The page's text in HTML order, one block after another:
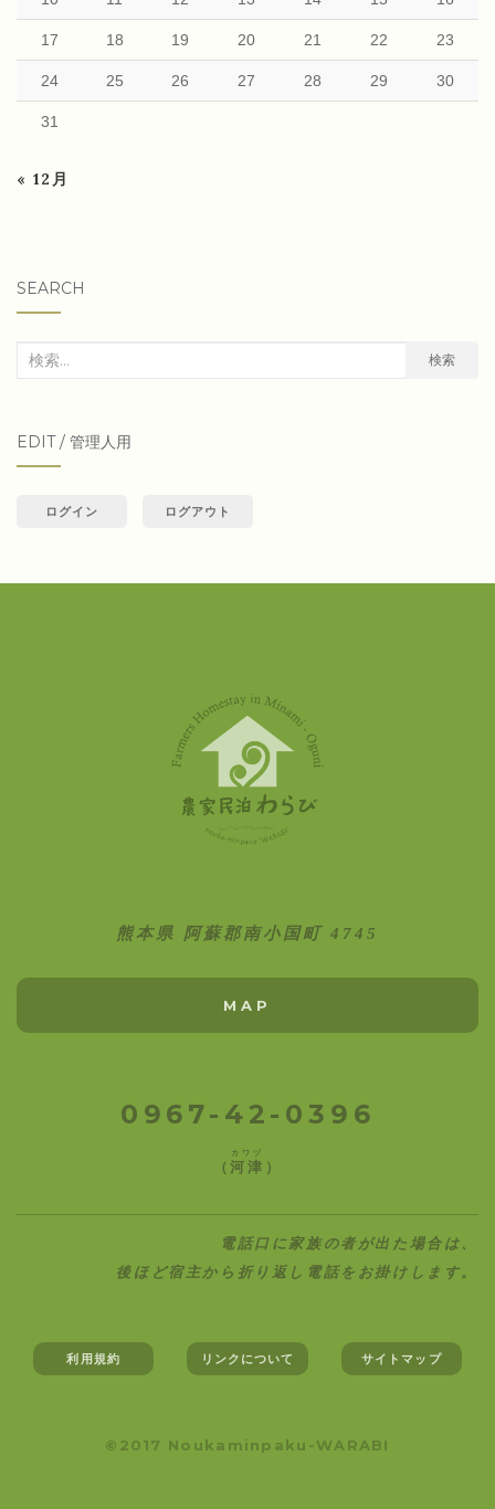
17 18 19 20 21 22 23
24 25 26 27 28 29 30
31
« 12月
SEARCH
検
象:
検索
EDIT / 管理人用
ログイン ログアウト
熊本県 阿蘇郡南小国町 4745
MAP
0967-42-0396
（河津
カワヅ
）
電話口に家族の者が出た場合は、
後ほど宿主から折り返し電話をお掛けします。
利用規約 リンクについて サイトマップ
©2017 Noukaminpaku-WARABI